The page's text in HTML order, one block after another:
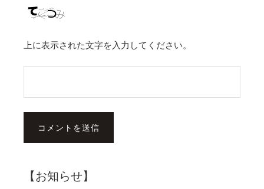
上に表示された文字を入力してください。
【お知らせ】